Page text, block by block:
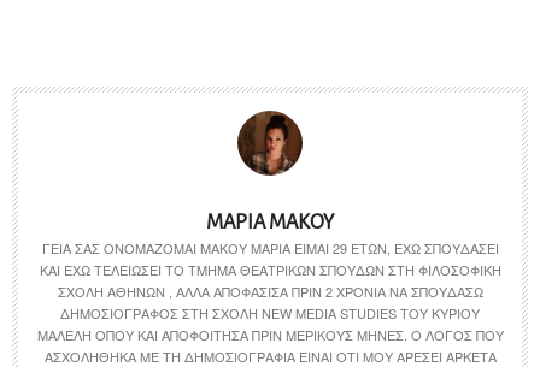
ΜΑΡΊΑ ΜΆΚΟΥ
ΓΕΙΑ ΣΑΣ ΟΝΟΜΆΖΟΜΑΙ ΜΆΚΟΥ ΜΑΡΊΑ ΕΊΜΑΙ 29 ΕΤΏΝ, ΈΧΩ ΣΠΟΥΔΆΣΕΙ
ΚΑΙ ΈΧΩ ΤΕΛΕΙΏΣΕΙ ΤΟ ΤΜΉΜΑ ΘΕΑΤΡΙΚΏΝ ΣΠΟΥΔΏΝ ΣΤΗ ΦΙΛΟΣΟΦΙΚΉ
ΣΧΟΛΉ ΑΘΗΝΏΝ , ΑΛΛΆ ΑΠΟΦΆΣΙΣΑ ΠΡΙΝ 2 ΧΡΌΝΙΑ ΝΑ ΣΠΟΥΔΆΣΩ
ΔΗΜΟΣΙΟΓΡΆΦΟΣ ΣΤΗ ΣΧΟΛΉ NEW MEDIA STUDIES ΤΟΥ ΚΎΡΙΟΥ
ΜΑΛΈΛΗ ΌΠΟΥ ΚΑΙ ΑΠΟΦΟΊΤΗΣΑ ΠΡΙΝ ΜΕΡΙΚΟΎΣ ΜΉΝΕΣ. Ο ΛΌΓΟΣ ΠΟΥ
ΑΣΧΟΛΉΘΗΚΑ ΜΕ ΤΗ ΔΗΜΟΣΙΟΓΡΑΦΊΑ ΕΊΝΑΙ ΌΤΙ ΜΟΥ ΑΡΈΣΕΙ ΑΡΚΕΤΆ